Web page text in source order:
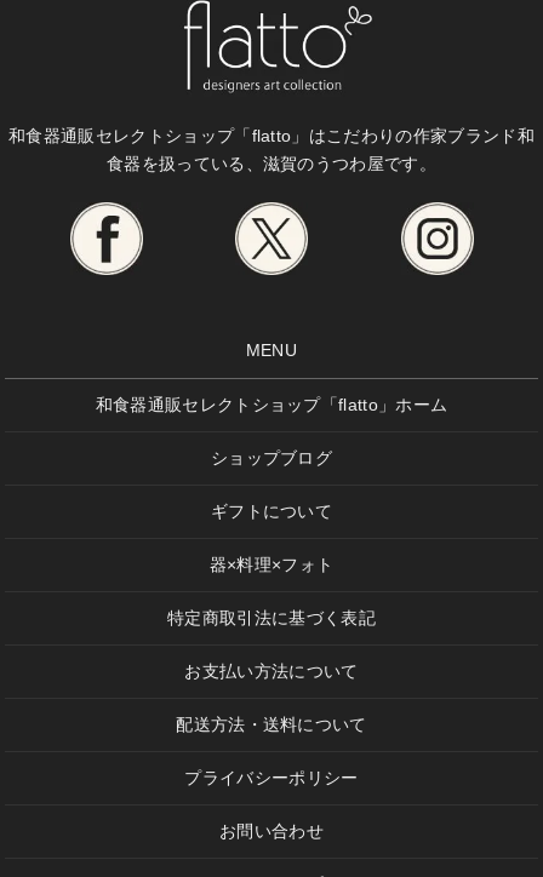
和食器通販セレクトショップ「flatto」はこだわりの作家ブランド和
食器を扱っている、滋賀のうつわ屋です。
MENU
和食器通販セレクトショップ「flatto」ホーム
ショップブログ
ギフトについて
器×料理×フォト
特定商取引法に基づく表記
お支払い方法について
配送方法・送料について
プライバシーポリシー
お問い合わせ